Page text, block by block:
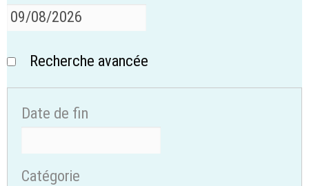
Recherche avancée
Date de fin
Catégorie